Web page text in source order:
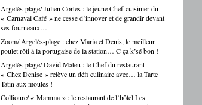
Argelès-plage/ Julien Cortes : le jeune Chef-cuisinier du
« Carnaval Café » ne cesse d’innover et de grandir devant
ses fourneaux…
Zoom/ Argelès-plage : chez Maria et Denis, le meilleur
poulet rôti à la portugaise de la station… C ça k’sé bon !
Argelès-plage/ David Mateu : le Chef du restaurant
« Chez Denise » relève un défi culinaire avec… la Tarte
Tatin aux moules !
Collioure/ « Mamma » : le restaurant de l’hôtel Les